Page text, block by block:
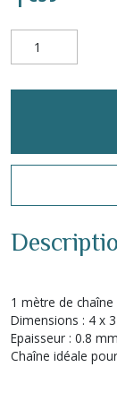
1 mètre de
Dimensions : 4 x
Epaisseur : 0.8 mm
Chaîne idéale